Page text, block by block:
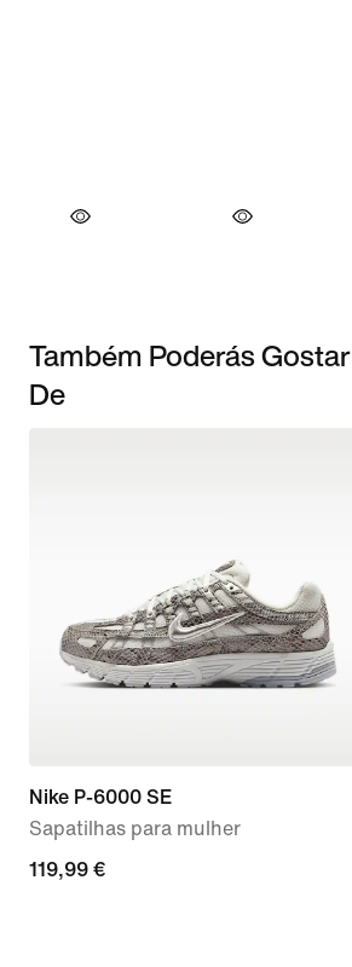
Também Poderás Gostar
De
Nike P-6000 SE
Sapatilhas para mulher
119,99
119,99 €